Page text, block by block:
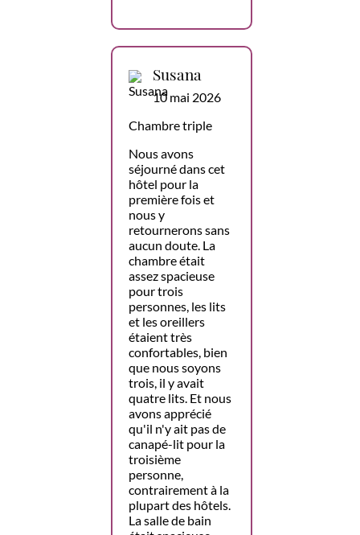
Susana
10 mai 2026
Chambre triple
Nous avons
séjourné dans cet
hôtel pour la
première fois et
nous y
retournerons sans
aucun doute. La
chambre était
assez spacieuse
pour trois
personnes, les lits
et les oreillers
étaient très
confortables, bien
que nous soyons
trois, il y avait
quatre lits. Et nous
avons apprécié
qu'il n'y ait pas de
canapé-lit pour la
troisième
personne,
contrairement à la
plupart des hôtels.
La salle de bain